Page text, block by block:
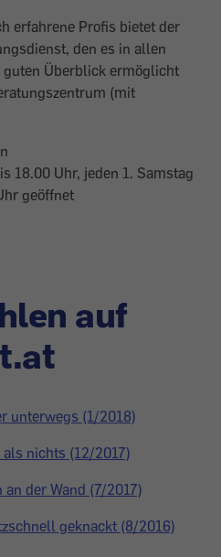
erfahrene Profis bietet der
den es in allen
Überblick ermöglicht
(mit
18.00 Uhr, jeden 1. Samstag
geöffnet
auf
unterwegs (1/2018)
nichts (12/2017)
der Wand (7/2017)
geknackt (8/2016)